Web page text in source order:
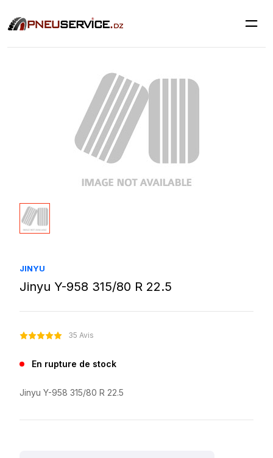
JINYU
Jinyu Y-958 315/80 R 22.5
35 Avis
En rupture de stock
Jinyu Y-958 315/80 R 22.5